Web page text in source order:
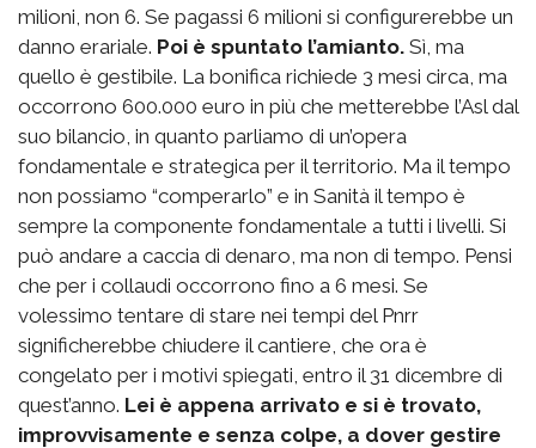
milioni, non 6. Se pagassi 6 milioni si configurerebbe un
danno erariale. Poi è spuntato l’amianto. Sì, ma
quello è gestibile. La bonifica richiede 3 mesi circa, ma
occorrono 600.000 euro in più che metterebbe l’Asl dal
suo bilancio, in quanto parliamo di un’opera
fondamentale e strategica per il territorio. Ma il tempo
non possiamo “comperarlo” e in Sanità il tempo è
sempre la componente fondamentale a tutti i livelli. Si
può andare a caccia di denaro, ma non di tempo. Pensi
che per i collaudi occorrono fino a 6 mesi. Se
volessimo tentare di stare nei tempi del Pnrr
significherebbe chiudere il cantiere, che ora è
congelato per i motivi spiegati, entro il 31 dicembre di
quest’anno. Lei è appena arrivato e si è trovato,
improvvisamente e senza colpe, a dover gestire